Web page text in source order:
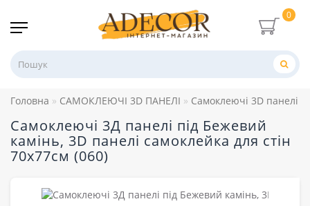
0
Головна САМОКЛЕЮЧІ 3D ПАНЕЛІ Самоклеючі 3D панелі
Самоклеючі 3Д панелі під Бежевий
камінь, 3D панелі самоклейка для стін
70х77см (060)